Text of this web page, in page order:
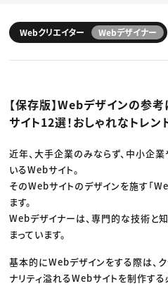
スキルアップしたい！ トップ
デザイン
動画配信・映像制作
ディレクション
業界解説・キャリア事情
お役立ち基礎知識
TOP Creator’s コラム
ゲームクリエイター
映像クリエイター
マーケッター
C＆R Magazine
ニュース・トレンド
Web
映像
ゲーム・エンタメ
広告
出版
CREATIVE VILLAGEからのお
Webクリエイター Webデザイナー
【保存版】Webデザインの参
サイト12選！おしゃれなトレ
近年、大手企業のみならず、中小企
いるWebサイト。
そのWebサイトのデザインを施す「
ます。
Webデザイナーは、専門的な技術と
まっています。
基本的にWebデザインをする際は、
ナリティ溢れるWebサイトを制作する